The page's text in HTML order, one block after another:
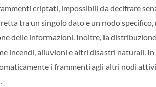
criptati, impossibili da decifrare
tra un singolo dato e un nodo
delle informazioni. Inoltre, la
incendi, alluvioni e altri disastri naturali.
i frammenti agli altri nodi